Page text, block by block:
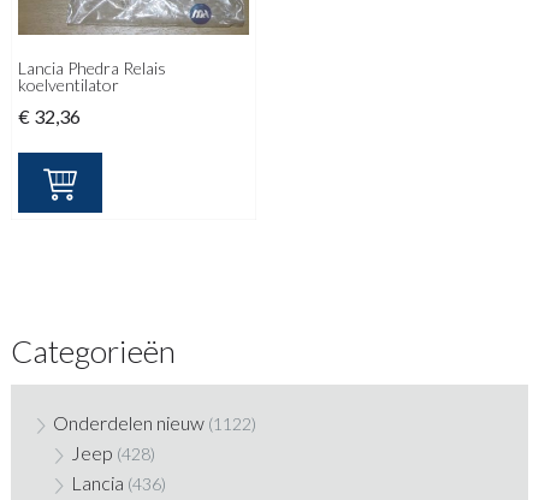
Lancia Phedra Relais
koelventilator
€ 32,36
Categorieën
Onderdelen nieuw (1122)
Jeep (428)
Lancia (436)